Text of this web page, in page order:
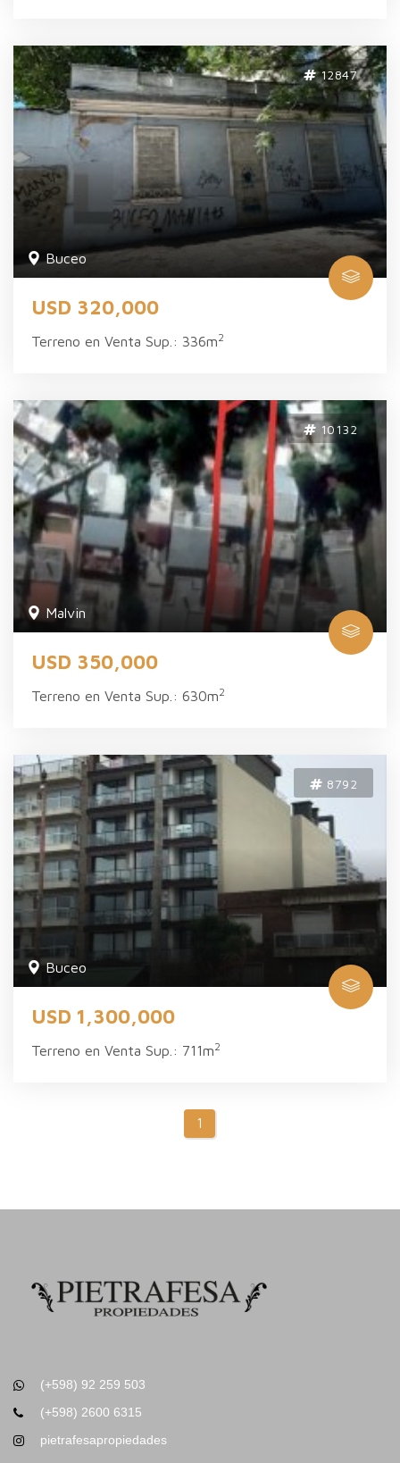
12847
Buceo
USD 320,000
Terreno en Venta Sup.: 336m2
10132
Malvi­n
USD 350,000
Terreno en Venta Sup.: 630m2
8792
Buceo
USD 1,300,000
Terreno en Venta Sup.: 711m2
1
(+598) 92 259 503
(+598) 2600 6315
pietrafesapropiedades